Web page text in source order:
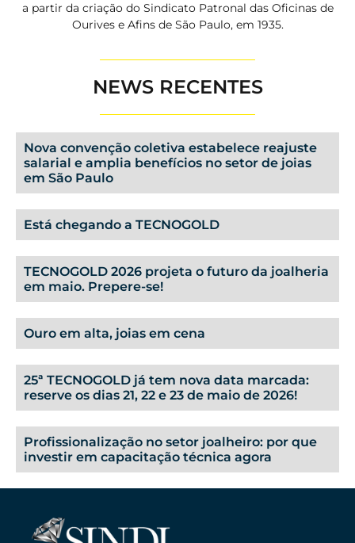
a partir da criação do Sindicato Patronal das Oficinas de
Ourives e Afins de São Paulo, em 1935.
NEWS RECENTES
Nova convenção coletiva estabelece reajuste
salarial e amplia benefícios no setor de joias
em São Paulo
Está chegando a TECNOGOLD
TECNOGOLD 2026 projeta o futuro da joalheria
em maio. Prepere-se!
Ouro em alta, joias em cena
25ª TECNOGOLD já tem nova data marcada:
reserve os dias 21, 22 e 23 de maio de 2026!
Profissionalização no setor joalheiro: por que
investir em capacitação técnica agora